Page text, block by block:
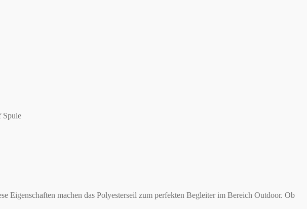
Spule
Eigenschaften machen das Polyesterseil zum perfekten Begleiter im Bereich Outdoor. Ob